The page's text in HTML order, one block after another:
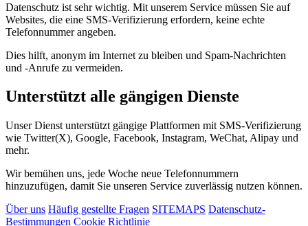
Datenschutz ist sehr wichtig. Mit unserem Service müssen Sie auf
Websites, die eine SMS-Verifizierung erfordern, keine echte
Telefonnummer angeben.
Dies hilft, anonym im Internet zu bleiben und Spam-Nachrichten
und -Anrufe zu vermeiden.
Unterstützt alle gängigen Dienste
Unser Dienst unterstützt gängige Plattformen mit SMS-Verifizierung
wie Twitter(X), Google, Facebook, Instagram, WeChat, Alipay und
mehr.
Wir bemühen uns, jede Woche neue Telefonnummern
hinzuzufügen, damit Sie unseren Service zuverlässig nutzen können.
Über uns Häufig gestellte Fragen SITEMAPS Datenschutz-
Bestimmungen Cookie Richtlinie